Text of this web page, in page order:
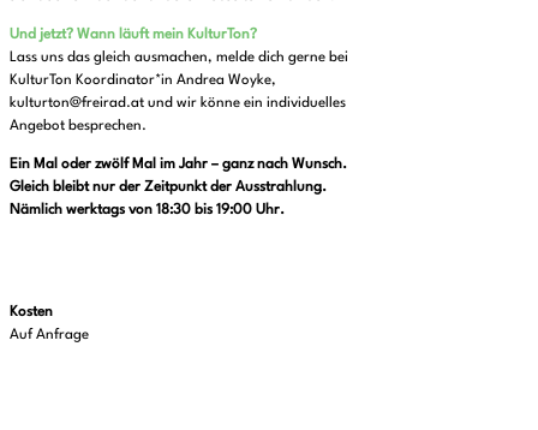
Und jetzt? Wann läuft mein KulturTon?
Lass uns das gleich ausmachen, melde dich gerne bei
KulturTon Koordinator*in Andrea Woyke,
kulturton@freirad.at und wir könne ein individuelles
Angebot besprechen.
Ein Mal oder zwölf Mal im Jahr – ganz nach Wunsch.
Gleich bleibt nur der Zeitpunkt der Ausstrahlung.
Nämlich werktags von 18:30 bis 19:00 Uhr.
Kosten
Auf Anfrage